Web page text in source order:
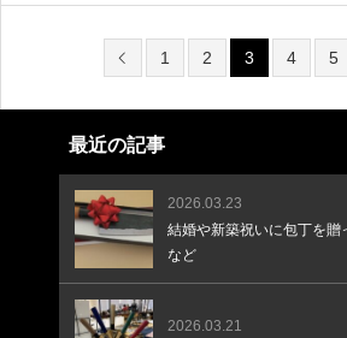
1 2 3 4 5
最近の記事
2026.03.23
結婚や新築祝いに包丁を贈
など
2026.03.21